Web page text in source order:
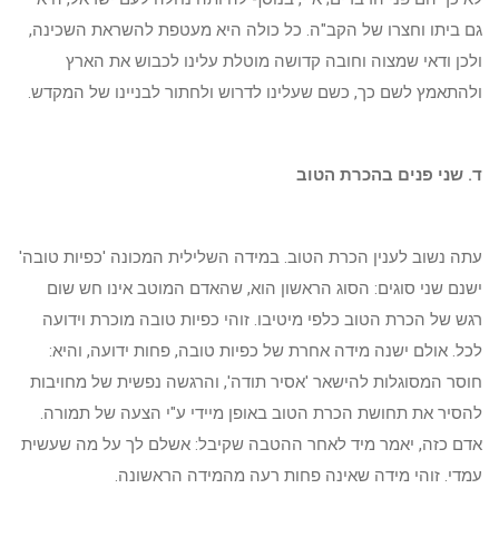
גם ביתו וחצרו של הקב"ה. כל כולה היא מעטפת להשראת השכינה,
ולכן ודאי שמצוה וחובה קדושה מוטלת עלינו לכבוש את הארץ
ולהתאמץ לשם כך, כשם שעלינו לדרוש ולחתור לבניינו של המקדש.
ד. שני פנים בהכרת הטוב
עתה נשוב לענין הכרת הטוב. במידה השלילית המכונה 'כפיות טובה'
ישנם שני סוגים: הסוג הראשון הוא, שהאדם המוטב אינו חש שום
רגש של הכרת הטוב כלפי מיטיבו. זוהי כפיות טובה מוכרת וידועה
לכל. אולם ישנה מידה אחרת של כפיות טובה, פחות ידועה, והיא:
חוסר המסוגלות להישאר 'אסיר תודה', והרגשה נפשית של מחויבות
להסיר את תחושת הכרת הטוב באופן מיידי ע"י הצעה של תמורה.
אדם כזה, יאמר מיד לאחר ההטבה שקיבל: אשלם לך על מה שעשית
עמדי. זוהי מידה שאינה פחות רעה מהמידה הראשונה.